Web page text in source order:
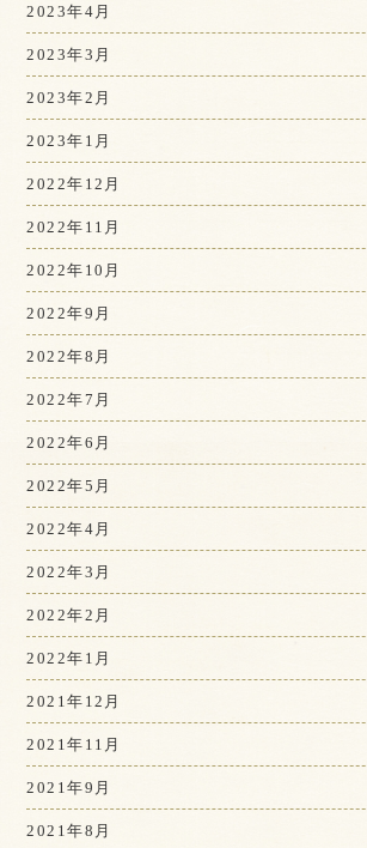
2023年4月
2023年3月
2023年2月
2023年1月
2022年12月
2022年11月
2022年10月
2022年9月
2022年8月
2022年7月
2022年6月
2022年5月
2022年4月
2022年3月
2022年2月
2022年1月
2021年12月
2021年11月
2021年9月
2021年8月